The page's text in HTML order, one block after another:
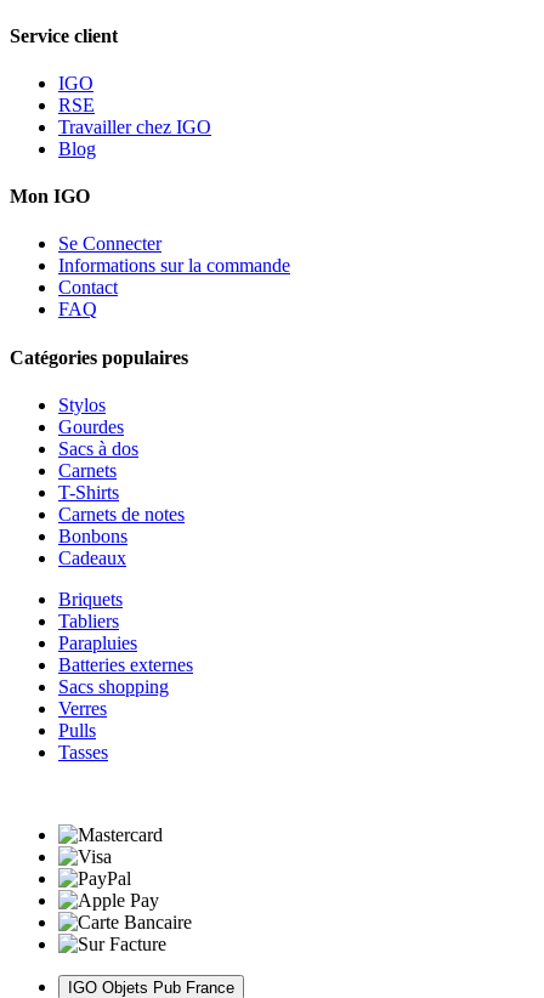
Service client
IGO
RSE
Travailler chez IGO
Blog
Mon IGO
Se Connecter
Informations sur la commande
Contact
FAQ
Catégories populaires
Stylos
Gourdes
Sacs à dos
Carnets
T-Shirts
Carnets de notes
Bonbons
Cadeaux
Briquets
Tabliers
Parapluies
Batteries externes
Sacs shopping
Verres
Pulls
Tasses
IGO Objets Pub France